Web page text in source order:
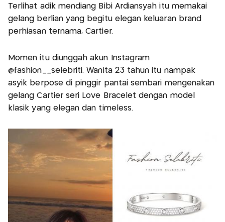
Terlihat adik mendiang Bibi Ardiansyah itu memakai
gelang berlian yang begitu elegan keluaran brand
perhiasan ternama, Cartier.
Momen itu diunggah akun Instagram
@fashion__selebriti. Wanita 23 tahun itu nampak
asyik berpose di pinggir pantai sembari mengenakan
gelang Cartier seri Love Bracelet dengan model
klasik yang elegan dan timeless.